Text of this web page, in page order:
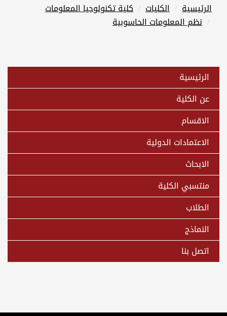
الرئيسية الكليات
كلية تكنولوجيا المعلومات
نظم المعلومات الحاسوبية
الرئيسية
عن الكلية
الاقسام
الاعتمادات الدولية
الابحاث
منتسبي الكلية
الطلاب
النماذج
اتصل بنا